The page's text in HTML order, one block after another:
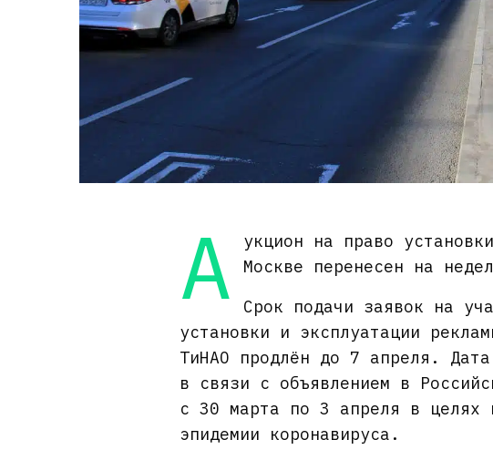
А
укцион на право
Москве перенесен на
Срок подачи заявок на
установки и эксплуатации
ТиНАО продлён до 7 апреля.
в связи с объявлением в
с 30 марта по 3 апреля в целях
эпидемии коронавируса.